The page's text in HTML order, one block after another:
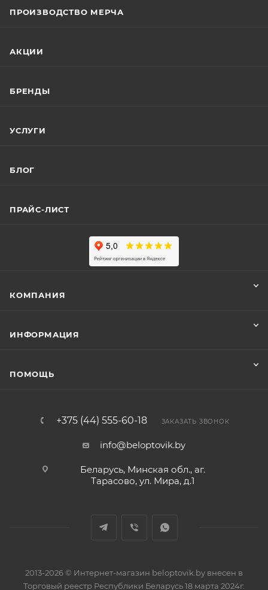
ПРОИЗВОДСТВО МЕРЧА
АКЦИИ
БРЕНДЫ
УСЛУГИ
БЛОГ
ПРАЙС-ЛИСТ
КОМПАНИЯ
ИНФОРМАЦИЯ
ПОМОЩЬ
+375 (44) 555-60-18 ЗАКАЗАТЬ ЗВОНОК
info@beloptovik.by
Беларусь, Минская обл., аг.
Тарасово, ул. Мира, д.1
2013-2026 © Интернет-магазин beloptovik.by внесен в
Торговый реестр Республики Беларусь 18 марта 2024г.